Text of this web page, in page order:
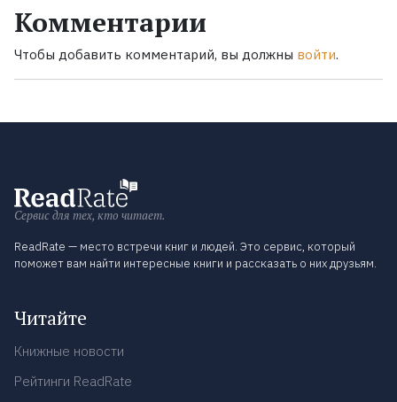
Комментарии
Чтобы добавить комментарий, вы должны войти.
Сервис для тех, кто читает.
ReadRate — место встречи книг и людей. Это сервис, который
поможет вам найти интересные книги и рассказать о них друзьям.
Читайте
Книжные новости
Рейтинги ReadRate